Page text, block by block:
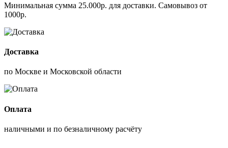
Минимальная сумма 25.000р. для доставки. Самовывоз от
1000р.
Доставка
по Москве и Московской области
Оплата
наличными и по безналичному расчёту